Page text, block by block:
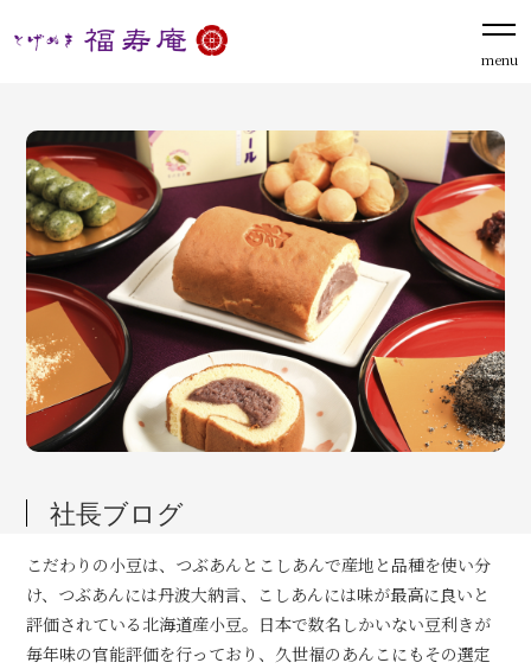
menu
社長ブログ
こだわりの小豆は、つぶあんとこしあんで産地と品種を使い分
け、つぶあんには丹波大納言、こしあんには味が最高に良いと
評価されている北海道産小豆。日本で数名しかいない豆利きが
毎年味の官能評価を行っており、久世福のあんこにもその選定